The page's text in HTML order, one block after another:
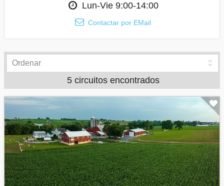
Lun-Vie 9:00-14:00
Contactar por EMail
5 circuitos encontrados